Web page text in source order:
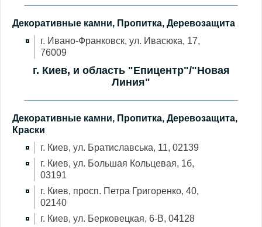
Декоративные камни, Пропитка, Деревозащита
г. Ивано-Франковск, ул. Ивасюка, 17,
76009
г. Киев, и область "Епицентр"/"Новая
Линия"
Декоративные камни, Пропитка, Деревозащита,
Краски
г. Киев, ул. Братиславська, 11, 02139
г. Киев, ул. Большая Кольцевая, 1б,
03191
г. Киев, просп. Петра Григоренко, 40,
02140
г. Киев, ул. Берковецкая, 6-В, 04128